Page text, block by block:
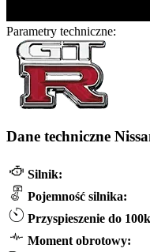
Parametry techniczne:
Dane techniczne
Silnik:
Pojemność silnika:
Przyspieszenie do
Moment obrotowy: